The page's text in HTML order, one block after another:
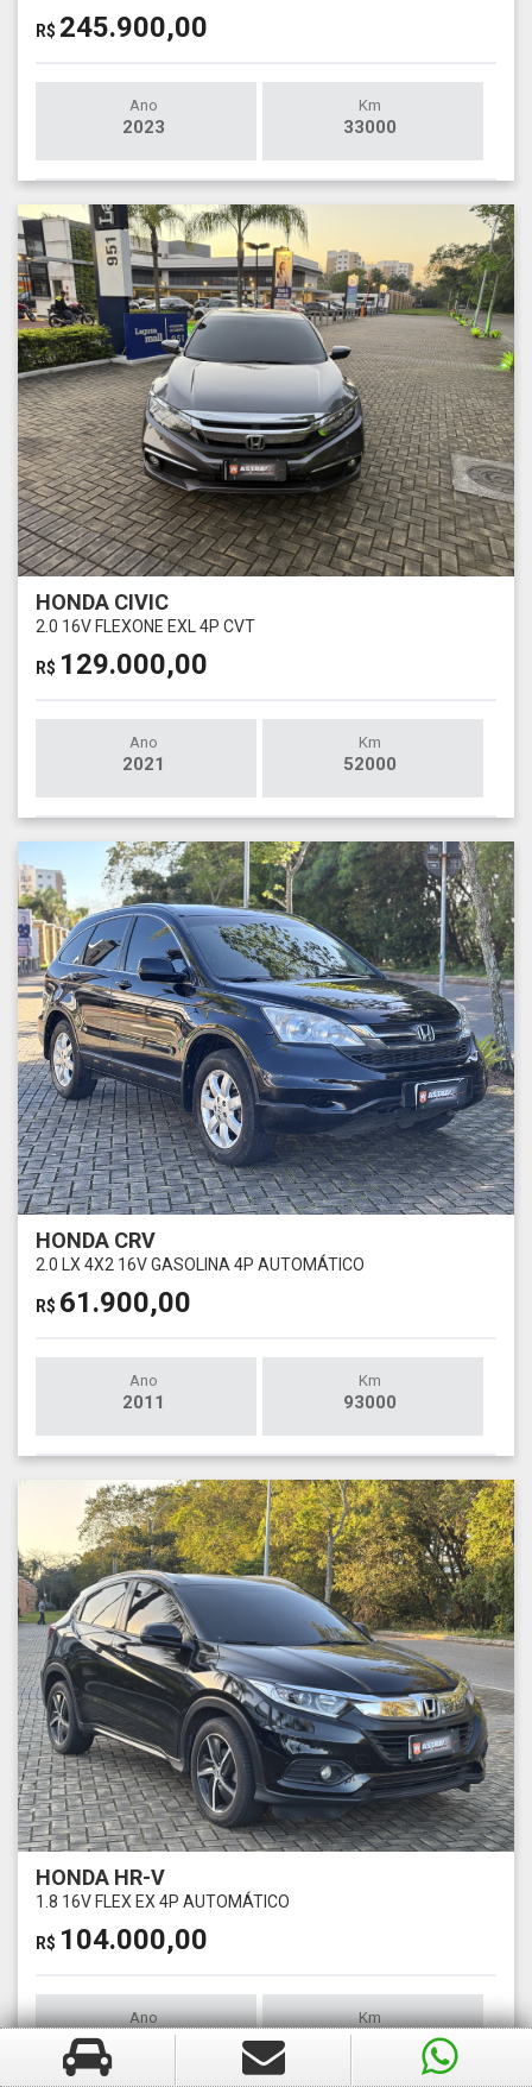
R$ 245.900,00
Ano
2023
Km
33000
HONDA CIVIC
2.0 16V FLEXONE EXL 4P CVT
R$ 129.000,00
Ano
2021
Km
52000
HONDA CRV
2.0 LX 4X2 16V GASOLINA 4P AUTOMÁTICO
R$ 61.900,00
Ano
2011
Km
93000
HONDA HR-V
1.8 16V FLEX EX 4P AUTOMÁTICO
R$ 104.000,00
Ano Km
43000